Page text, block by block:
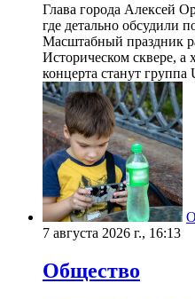
Глава города Алексей
где детально обсудили
Масштабный праздник
Историческом сквере, а
концерта станут
7 августа 2026 г., 16:13
Общество